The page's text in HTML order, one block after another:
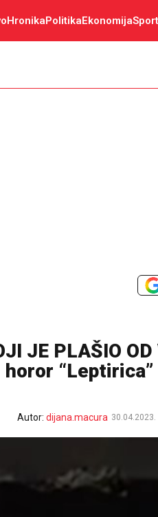
HronikaPolitikaEkonomijaSport
JE PLAŠIO
Autor: dijana.macura 30.04.2023.